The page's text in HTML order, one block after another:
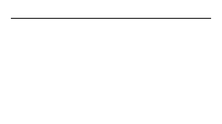
Investcoo
個